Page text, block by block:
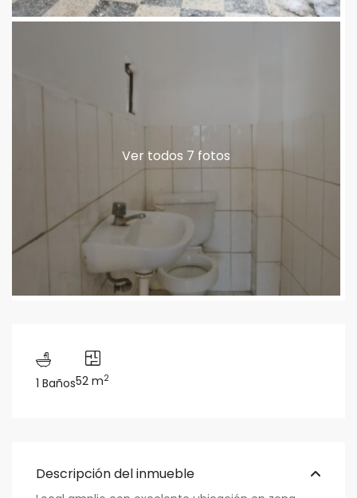
Ver todos 7 fotos
1 Baños52 m2
Descripción del inmueble